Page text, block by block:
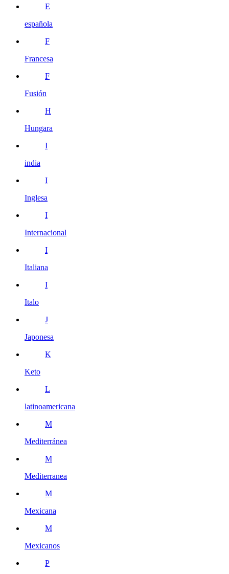
E
española
F
Francesa
F
Fusión
H
Hungara
I
india
I
Inglesa
I
Internacional
I
Italiana
I
Italo
J
Japonesa
K
Keto
L
latinoamericana
M
Mediterránea
M
Mediterranea
M
Mexicana
M
Mexicanos
P